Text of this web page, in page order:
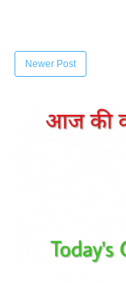
Newer Post